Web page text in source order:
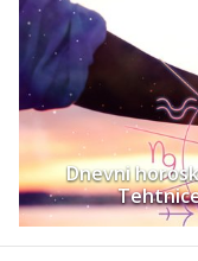
Dnevni